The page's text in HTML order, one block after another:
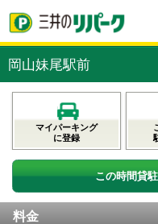
岡山妹尾駅前
マイパーキング
に登録
この時間貸
料金